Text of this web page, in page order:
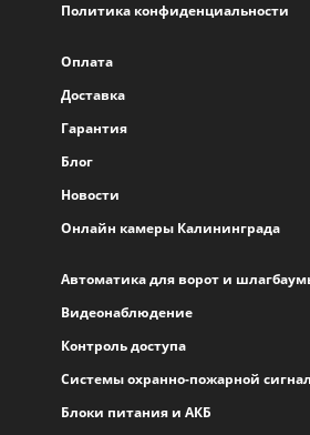
Политика конфиденциальности
Оплата
Доставка
Гарантия
Блог
Новости
Онлайн камеры Калининграда
Автоматика для ворот и
Видеонаблюдение
Контроль доступа
Системы охранно-пожарной
Блоки питания и АКБ